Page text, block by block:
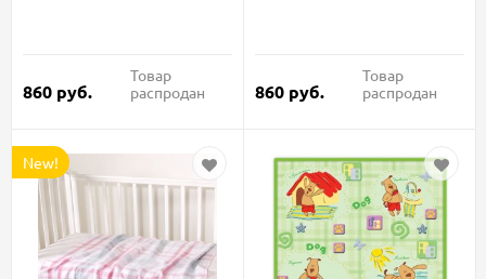
860 руб.
Товар
распродан
860 руб.
Товар
распродан
New!